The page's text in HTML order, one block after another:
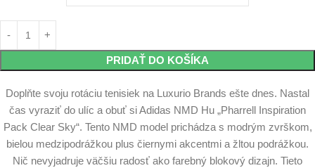
PRIDAŤ DO KOŠÍKA
Doplňte svoju rotáciu tenisiek na Luxurio Brands ešte dnes. Nastal
čas vyraziť do ulíc a obuť si Adidas NMD Hu „Pharrell Inspiration
Pack Clear Sky“. Tento NMD model prichádza s modrým zvrškom,
bielou medzipodrážkou plus čiernymi akcentmi a žltou podrážkou.
Nič nevyjadruje väčšiu radosť ako farebný blokový dizajn. Tieto